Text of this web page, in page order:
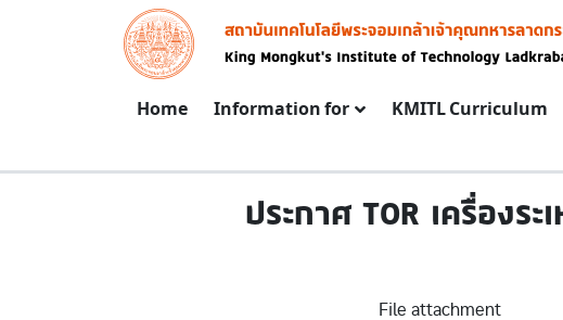
Skip to main content
Image
Main navigation
Home Information for KMITL Curriculum
ประกาศ TOR เครื่อง
File attachment